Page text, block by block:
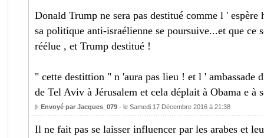
Donald Trump ne sera pas destitué comme l ' espère
sa politique anti-israélienne se poursuive...et que
réélue , et Trump destitué !
" cette destittion " n 'aura pas lieu ! et l ' ambassade
de Tel Aviv à Jérusalem et cela déplait à Obama e à
Envoyé par Jacques_079- le Samedi 17 Décembre 2016 à 21:38
Il ne fait pas se laisser influencer par les arabes et